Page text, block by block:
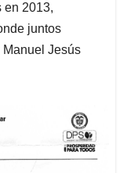
en 2013,
juntos
Jesús